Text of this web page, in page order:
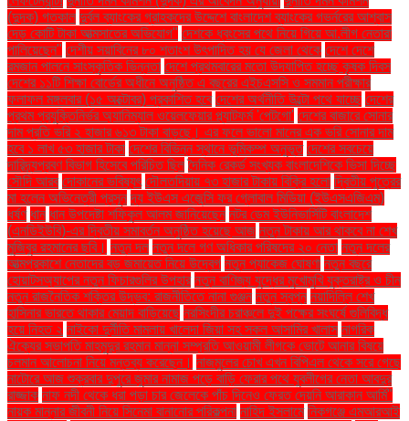
(দুদক) গতকাল দুর্বল ব্যাংকের গ্রাহকদের উদ্দেশে বাংলাদেশ ব্যাংকের গভর্নরের আশ্বাস
দেড় কোটি টাকা আত্মসাতের অভিযোগ" দেশকে ধ্বংসের পথে নিয়ে গিয়ে আ.লীগ নেতারা
পালিয়েছেন" দেশীয় সয়াবিনের ৮০ শতাংশ উৎপাদিত হয় যে জেলা থেকে দেশে দেশে
রমজান পালনে সাংস্কৃতিক ভিন্নতা দেশে প্রথমবারের মতো উদযাপিত হচ্ছে কৃষক দিবস
দেশের ১১টি শিক্ষা বোর্ডের অধীনে অনুষ্ঠিত এ বছরের এইচএসসি ও সমমান পরীক্ষার
ফলাফল মঙ্গলবার (১৫ অক্টোবর) প্রকাশিত হবে দেশের অর্থনীতি উল্টো পথে যাচ্ছে দেশের
প্রথম প্রযুক্তিনির্ভর অ্যানিম্যাল ওয়েলফেয়ার প্ল্যাটফর্ম 'পেটগো' দেশের বাজারে সোনার
দাম প্রতি ভরি ২ হাজার ৬১৩ টাকা বাড়ছে। এর ফলে ভালো মানের এক ভরি সোনার দাম
হবে ১ লাখ ৫৩ হাজার টাকা দেশের বিভিন্ন স্থানে ভূমিকম্প অনুভূত দেশের সবচেয়ে
দারিদ্র্যপ্রবণ বিভাগ হিসেবে পরিচিত ছিল দৈনিক রেকর্ড সংখ্যক বাংলাদেশিকে ভিসা দিচ্ছে
সৌদি আরব দোকানের ভবিষ্যৎ দৌলতদিয়ায় ৭৩ হাজার টাকায় বিক্রি হলো দ্বিতীয় পুত্রের
মা হলেন অভিনেত্রী প্রসূন দ্য ইউএস এজেন্সি ফর গ্লোবাল মিডিয়া (ইউএসএজিএম)
ধর্ষণ ধান ধান উপদেষ্টা শফিকুল আলম জানিয়েছেন নটর ডেম ইউনিভার্সিটি বাংলাদেশ
(এনডিইউবি)-এর দ্বিতীয় সমাবর্তন অনুষ্ঠিত হয়েছে আজ নতুন টাকায় আর থাকবে না শেখ
মুজিবুর রহমানের ছবি। নতুন দল নতুন দলে গণ অধিকার পরিষদের ২০ নেতা নতুন দলের
আত্মপ্রকাশে নেতাদের বড় জমায়েত নিয়ে উদ্বেগ নতুন প্যাকেজ ঘোষণা নতুন বছরে
হোয়াটসঅ্যাপের নতুন ফিচারগুলির উপহার নতুন বাণিজ্য যুদ্ধের মুখোমুখি যুক্তরাষ্ট্র ও চীন
নতুন রাজনৈতিক শক্তির উদ্ভব: রাজনীতিতে নানা গুঞ্জন নতুন স্বপ্ন নয়াদিল্লি শেখ
হাসিনার ভারতে থাকার মেয়াদ বাড়িয়েছে নরসিংদীর চরাঞ্চলে দুই পক্ষের সংঘর্ষে গুলিবিদ্ধ
হয়ে নিহত ২ নাইকো দুর্নীতি মামলায় খালেদা জিয়া সহ সকল আসামির খালাস নাগরিক
ঐক্যের সভাপতি মাহমুদুর রহমান মান্না সম্প্রতি আওয়ামী লীগকে ভোটে আনার বিষয়ে
চলমান আলোচনা নিয়ে মন্তব্য করেছেন। নাজমুলের চোখ এখন বিপিএল থেকে সরে গেছে
নাটোরে আজ শুক্রবার দুপুরে জুমার নামাজ পড়ে বাড়ি ফেরার পথে যুবলীগের নেতা আবদুর
রাজ্জাক নাফ নদী থেকে ধরা পড়া চার জেলেকে পাঁচ দিনেও ফেরত দেয়নি আরাকান আর্মি"
নায়ক মান্নার জীবনী নিয়ে সিনেমা বানানোর পরিকল্পনা নাহিদ ইসলামে নিকগঞ্জে এমআরআই